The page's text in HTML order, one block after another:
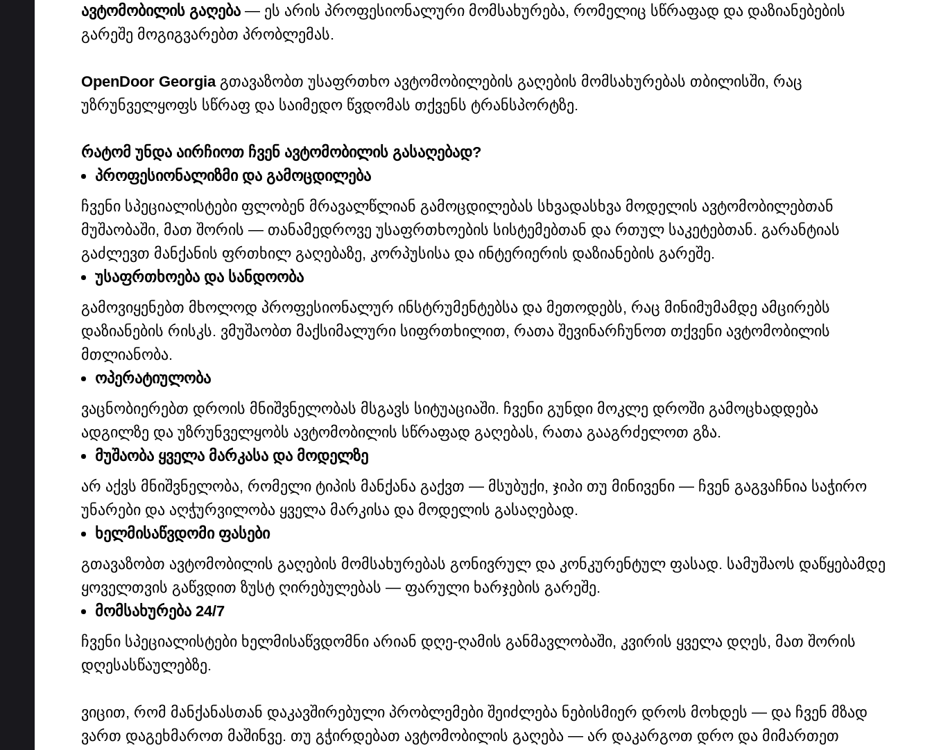
ავტომობილის გაღება — ეს არის პროფესიონალური მომსახურება, რომელიც სწრაფად და დაზიანებების
გარეშე მოგიგვარებთ პრობლემას.
OpenDoor Georgiaგთავაზობთ უსაფრთხო ავტომობილების გაღების მომსახურებას თბილისში, რაც
უზრუნველყოფს სწრაფ და საიმედო წვდომას თქვენს ტრანსპორტზე.
რატომ უნდა აირჩიოთ ჩვენ ავტომობილის გასაღებად?
პროფესიონალიზმი და გამოცდილება
ჩვენი სპეციალისტები ფლობენ მრავალწლიან გამოცდილებას სხვადასხვა მოდელის ავტომობილებთან
მუშაობაში, მათ შორის — თანამედროვე უსაფრთხოების სისტემებთან და რთულ საკეტებთან. გარანტიას
გაძლევთ მანქანის ფრთხილ გაღებაზე, კორპუსისა და ინტერიერის დაზიანების გარეშე.
უსაფრთხოება და სანდოობა
გამოვიყენებთ მხოლოდ პროფესიონალურ ინსტრუმენტებსა და მეთოდებს, რაც მინიმუმამდე ამცირებს
დაზიანების რისკს. ვმუშაობთ მაქსიმალური სიფრთხილით, რათა შევინარჩუნოთ თქვენი ავტომობილის
მთლიანობა.
ოპერატიულობა
ვაცნობიერებთ დროის მნიშვნელობას მსგავს სიტუაციაში. ჩვენი გუნდი მოკლე დროში გამოცხადდება
ადგილზე და უზრუნველყობს ავტომობილის სწრაფად გაღებას, რათა გააგრძელოთ გზა.
მუშაობა ყველა მარკასა და მოდელზე
არ აქვს მნიშვნელობა, რომელი ტიპის მანქანა გაქვთ — მსუბუქი, ჯიპი თუ მინივენი — ჩვენ გაგვაჩნია საჭირო
უნარები და აღჭურვილობა ყველა მარკისა და მოდელის გასაღებად.
ხელმისაწვდომი ფასები
გთავაზობთ ავტომობილის გაღების მომსახურებას გონივრულ და კონკურენტულ ფასად. სამუშაოს დაწყებამდე
ყოველთვის გაწვდით ზუსტ ღირებულებას — ფარული ხარჯების გარეშე.
მომსახურება 24/7
ჩვენი სპეციალისტები ხელმისაწვდომნი არიან დღე-ღამის განმავლობაში, კვირის ყველა დღეს, მათ შორის
დღესასწაულებზე.
ვიცით, რომ მანქანასთან დაკავშირებული პრობლემები შეიძლება ნებისმიერ დროს მოხდეს — და ჩვენ მზად
ვართ დაგეხმაროთ მაშინვე. თუ გჭირდებათ ავტომობილის გაღება — არ დაკარგოთ დრო და მიმართეთ